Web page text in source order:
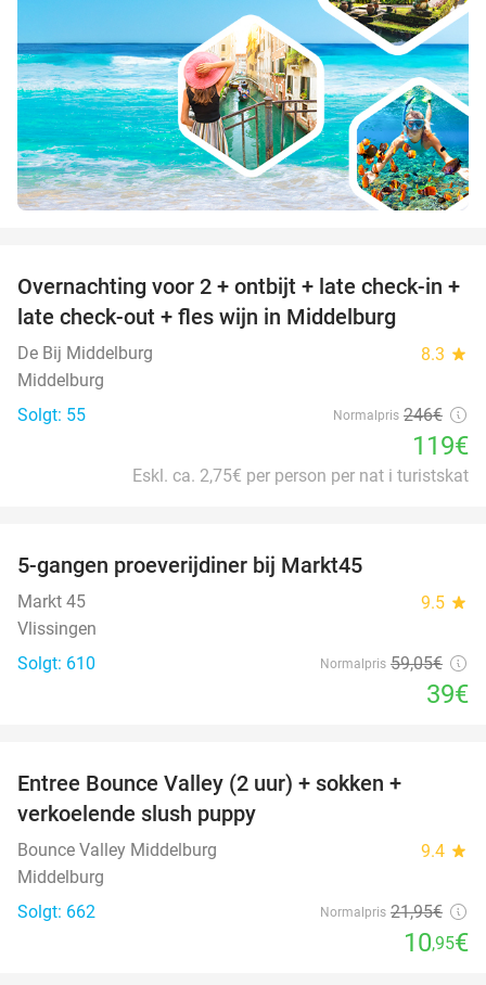
52%
Overnachting voor 2 + ontbijt + late check-in +
late check-out + fles wijn in Middelburg
De Bij Middelburg 8.3 star
Middelburg
Solgt: 55
Normalpris 246€
119€
Eskl. ca. 2,75€ per person per nat i turistskat
5-gangen proeverijdiner bij Markt45
Markt 45 9.5 star
Vlissingen
Solgt: 610
Normalpris 59,05€
39€
Entree Bounce Valley (2 uur) + sokken +
verkoelende slush puppy
Bounce Valley Middelburg 9.4 star
Middelburg
Solgt: 662
Normalpris 21,95€
10,95€